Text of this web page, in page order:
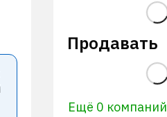
Продавать
Ещё 0 компаний